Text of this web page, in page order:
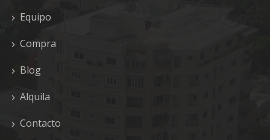
Equipo
Compra
Blog
Alquila
Contacto